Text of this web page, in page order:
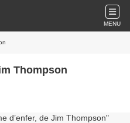
MENU
Thompson